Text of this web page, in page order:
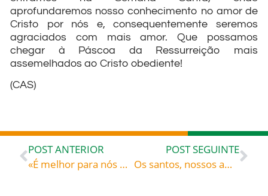
aprofundaremos nosso conhecimento no amor de
Cristo por nós e, consequentemente seremos
agraciados com mais amor. Que possamos
chegar à Páscoa da Ressurreição mais
assemelhados ao Cristo obediente!
(CAS)
POST ANTERIOR
«É melhor para nós morrer um só homem pelo povo» – São Bernardo (1091-1153), monge cisterciense, doutor da Igreja
POST SEGUINTE
Os santos, nossos amigos: São Segundo de Asti, celebrado hoje, roga por todos nós!